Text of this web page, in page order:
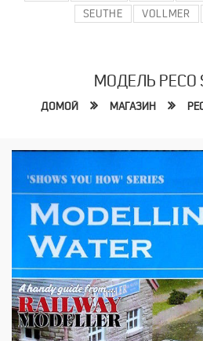
SEUTHE
VOLLMER
МОДЕЛЬ PECO
ДОМОЙ МАГАЗИН